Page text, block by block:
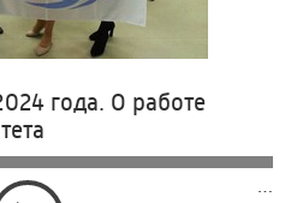
года. О работе
…